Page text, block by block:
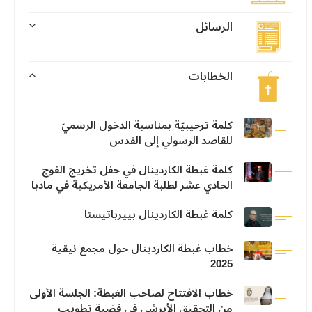
الرسائل
الخطابات
كلمة ترحيبيّة بمناسبة الدخول الرسميّ
للقاصد الرسولي إلى القدس
كلمة غبطة الكاردينال في حفل تخريج الفوج
الحادي عشر لطلبة الجامعة الأمريكية في مادبا
كلمة غبطة الكاردينال بييرباتيستا
خطاب غبطة الكاردينال حول مجمع نيقية
2025
خطاب الافتتاح لصاحب الغبطة: الجلسة الأولى